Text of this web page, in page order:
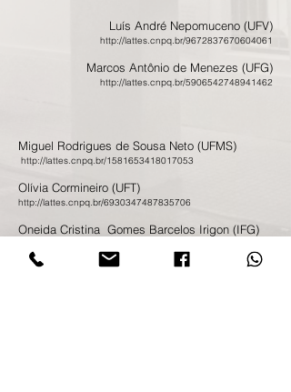
Luís André Nepomuceno (UFV)
http://lattes.cnpq.br/9672837670604061
Marcos Antônio de Menezes (UFG)
http://lattes.cnpq.br/5906542748941462
Miguel Rodrigues de Sousa Neto (UFMS)
http://lattes.cnpq.br/1581653418017053
Olívia Cormineiro (UFT)
http://lattes.cnpq.br/6930347487835706
Oneida Cristina Gomes Barcelos Irigon (IFG)